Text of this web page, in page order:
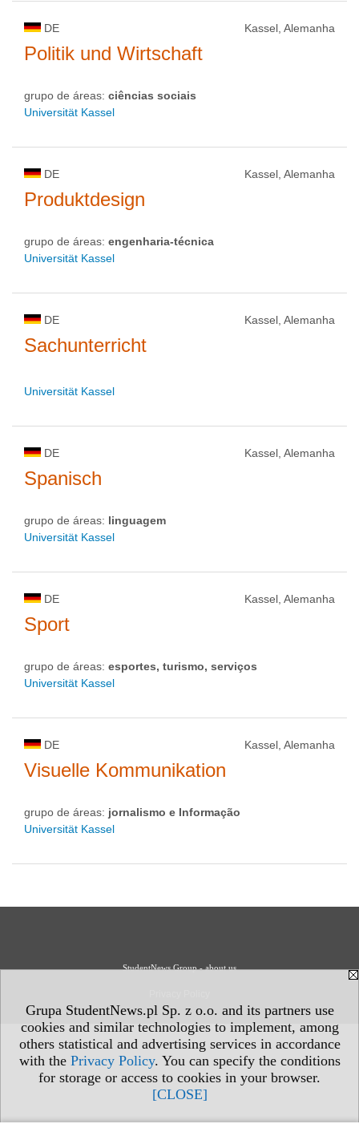
Grupa StudentNews.pl Sp. z o.o. and its partners use
cookies and similar technologies to implement, among
others statistical and advertising services in accordance
with the Privacy Policy. You can specify the conditions
for storage or access to cookies in your browser.
[CLOSE]
DE Kassel, Alemanha
Politik und Wirtschaft
grupo de áreas: ciências sociais
Universität Kassel
DE Kassel, Alemanha
Produktdesign
grupo de áreas: engenharia-técnica
Universität Kassel
DE Kassel, Alemanha
Sachunterricht
Universität Kassel
DE Kassel, Alemanha
Spanisch
grupo de áreas: linguagem
Universität Kassel
DE Kassel, Alemanha
Sport
grupo de áreas: esportes, turismo, serviços
Universität Kassel
DE Kassel, Alemanha
Visuelle Kommunikation
grupo de áreas: jornalismo e Informação
Universität Kassel
StudentNews Group - about us